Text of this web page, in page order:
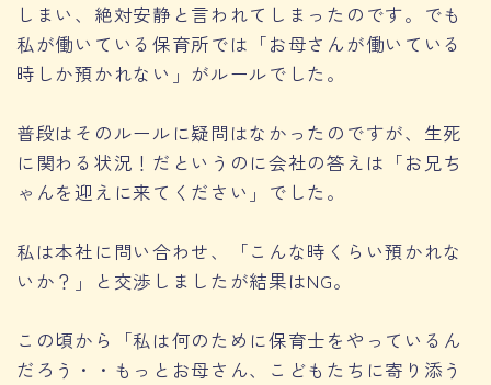
しまい、絶対安静と言われてしまったのです。でも
私が働いている保育所では「お母さんが働いている
時しか預かれない」がルールでした。
普段はそのルールに疑問はなかったのですが、生死
に関わる状況！だというのに会社の答えは「お兄ち
ゃんを迎えに来てください」でした。
私は本社に問い合わせ、「こんな時くらい預かれな
いか？」と交渉しましたが結果はNG。
この頃から「私は何のために保育士をやっているん
だろう・・もっとお母さん、こどもたちに寄り添う